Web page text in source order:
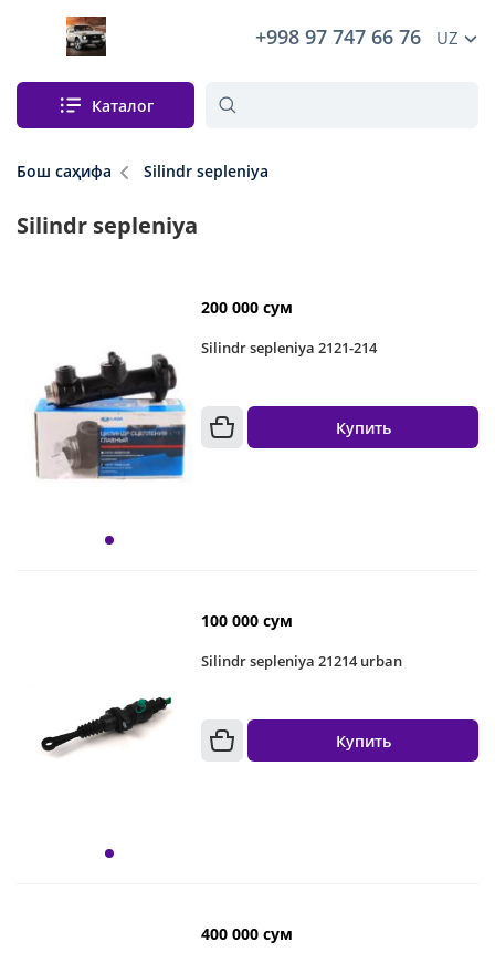
+998 97 747 66 76 UZ
Каталог
Бош саҳифа Silindr sepleniya
Silindr sepleniya
200 000 сум
Silindr sepleniya 2121-214
Купить
100 000 сум
Silindr sepleniya 21214 urban
Купить
400 000 сум